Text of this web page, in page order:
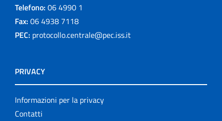
Telefono: 06 4990 1
Fax: 06 4938 7118
PEC: protocollo.centrale@pec.iss.it
PRIVACY
Informazioni per la privacy
Contatti